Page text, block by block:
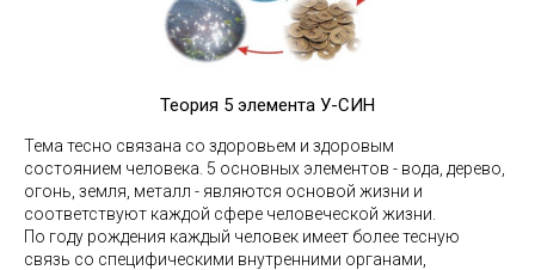
Теория 5 элемента У-СИН
Тема тесно связана со здоровьем и здоровым
состоянием человека. 5 основных элементов - вода, дерево,
огонь, земля, металл - являются основой жизни и
соответствуют каждой сфере человеческой жизни.
По году рождения каждый человек имеет более тесную
связь со специфическими внутренними органами,